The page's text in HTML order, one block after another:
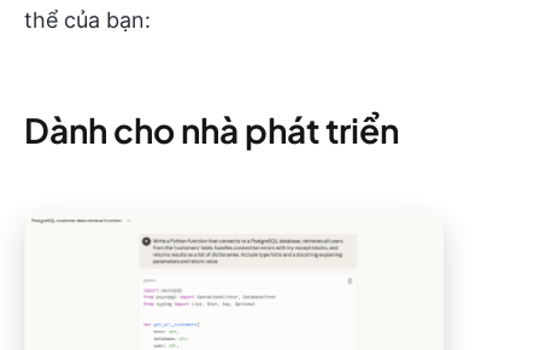
thể của bạn:
Dành cho nhà phát triển